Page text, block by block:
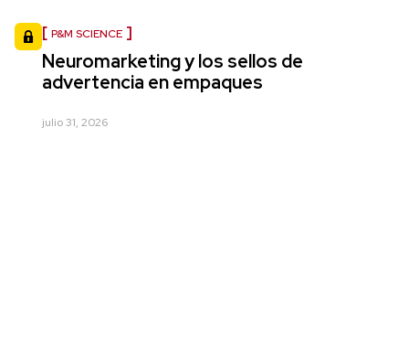
P&M SCIENCE
Neuromarketing y los sellos de
advertencia en empaques
julio 31, 2026